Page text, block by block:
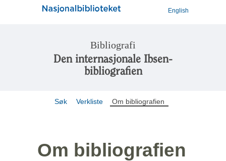
English
Bibliografi
Den internasjonale Ibsen-
bibliografien
Søk Verkliste Om bibliografien
Om bibliografien